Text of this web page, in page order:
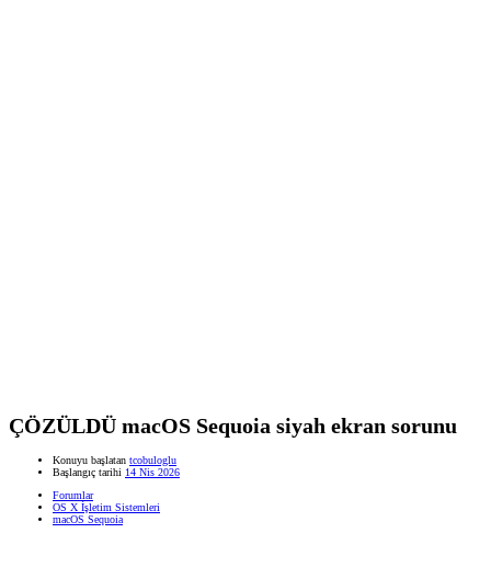
ÇÖZÜLDÜ macOS Sequoia siyah ekran sorunu
Konuyu başlatan tcobuloglu
Başlangıç tarihi 14 Nis 2026
Forumlar
OS X İşletim Sistemleri
macOS Sequoia